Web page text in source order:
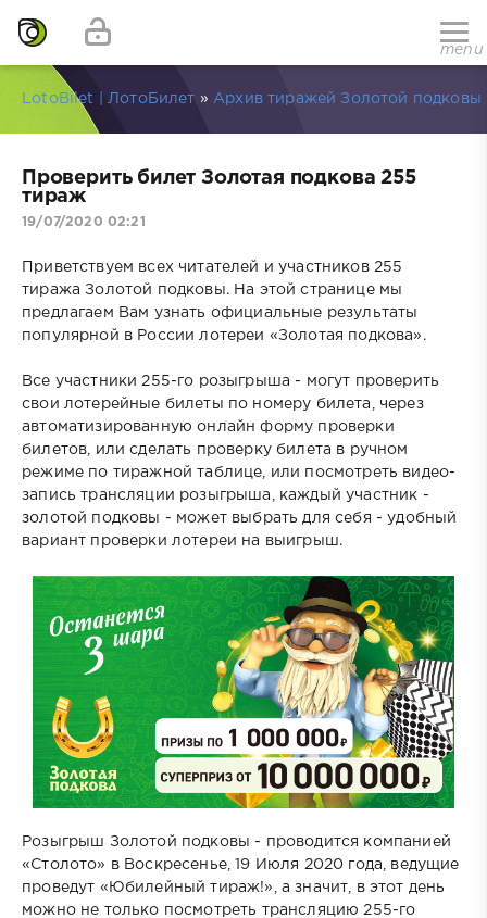
menu
LotoBilet | ЛотоБилет » Архив тиражей Золотой подковы
Проверить билет Золотая подкова 255
тираж
19/07/2020 02:21
Приветствуем всех читателей и участников 255
тиража Золотой подковы. На этой странице мы
предлагаем Вам узнать официальные результаты
популярной в России лотереи «Золотая подкова».
Все участники 255-го розыгрыша - могут проверить
свои лотерейные билеты по номеру билета, через
автоматизированную онлайн форму проверки
билетов, или сделать проверку билета в ручном
режиме по тиражной таблице, или посмотреть видео-
запись трансляции розыгрыша, каждый участник -
золотой подковы - может выбрать для себя - удобный
вариант проверки лотереи на выигрыш.
Розыгрыш Золотой подковы - проводится компанией
«Столото» в Воскресенье, 19 Июля 2020 года, ведущие
проведут «Юбилейный тираж!», а значит, в этот день
можно не только посмотреть трансляцию 255-го